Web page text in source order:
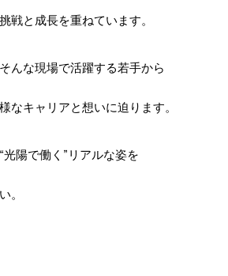
挑戦と成長を重ねています。
そんな現場で活躍する若手から
なキャリアと想いに迫ります。
“光陽で働く” リアルな姿を
。